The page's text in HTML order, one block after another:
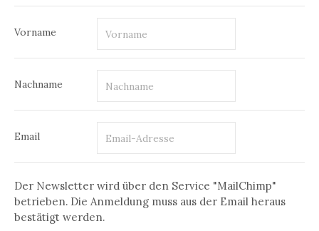
Vorname
Nachname
Email
Der Newsletter wird über den Service "MailChimp"
betrieben. Die Anmeldung muss aus der Email heraus
bestätigt werden.